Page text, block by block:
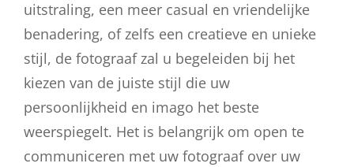
uitstraling, een meer casual en vriendelijke
benadering, of zelfs een creatieve en unieke
stijl, de fotograaf zal u begeleiden bij het
kiezen van de juiste stijl die uw
persoonlijkheid en imago het beste
weerspiegelt. Het is belangrijk om open te
communiceren met uw fotograaf over uw